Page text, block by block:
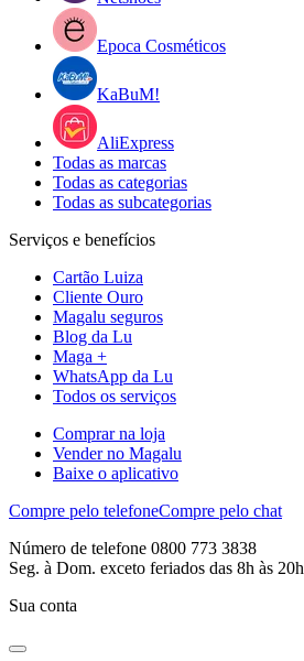
Epoca Cosméticos
KaBuM!
AliExpress
Todas as marcas
Todas as categorias
Todas as subcategorias
Serviços e benefícios
Cartão Luiza
Cliente Ouro
Magalu seguros
Blog da Lu
Maga +
WhatsApp da Lu
Todos os serviços
Comprar na loja
Vender no Magalu
Baixe o aplicativo
Compre pelo telefoneCompre pelo chat
Número de telefone 0800 773 3838
Seg. à Dom. exceto feriados das 8h às 20h
Sua conta